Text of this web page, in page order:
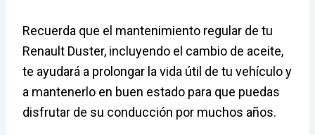
Recuerda que el mantenimiento regular de tu
Renault Duster, incluyendo el cambio de aceite,
te ayudará a prolongar la vida útil de tu vehículo y
a mantenerlo en buen estado para que puedas
disfrutar de su conducción por muchos años.